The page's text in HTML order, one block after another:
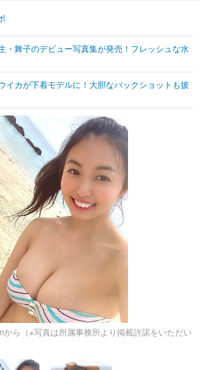
その他
・舞子のデビュー写真集が発売！フレッシュな水
イカが下着モデルに！大胆なバックショットも披
ら（※写真は所属事務所より掲載許諾をいただい